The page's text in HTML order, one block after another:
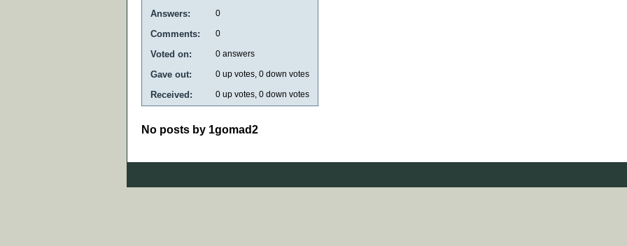
Answers: 0
Comments: 0
Voted on: 0 answers
Gave out: 0 up votes, 0 down votes
Received: 0 up votes, 0 down votes
No posts by 1gomad2